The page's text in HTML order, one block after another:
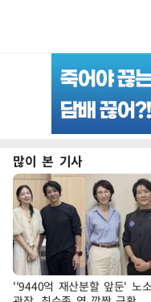
많이 본 기사
''9440억 재산분할 앞둔' 노